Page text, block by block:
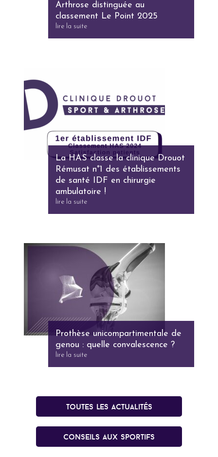
Arthrose distinguée au
classement Le Point 2025
lire la suite
La HAS classe la clinique Drouot
Rémusat n°1 des établissements
de santé IDF en chirurgie
ambulatoire !
lire la suite
Prothèse unicompartimentale de
genou : quelle convalescence ?
lire la suite
Toutes les actualités
conseils aux sportifs